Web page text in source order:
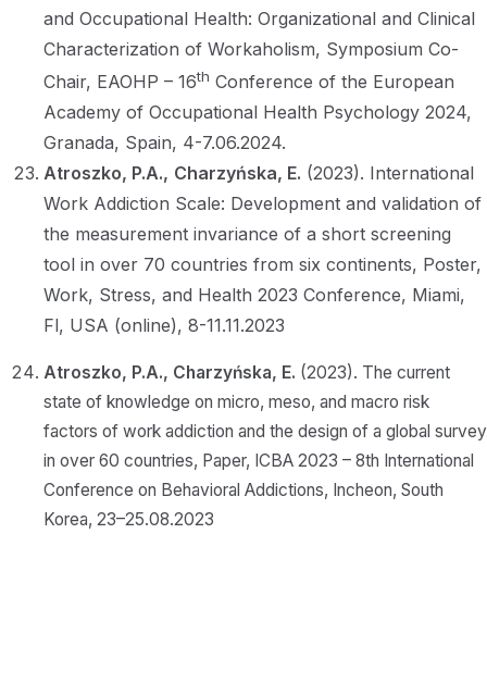
and Occupational Health: Organizational and Clinical
Characterization of Workaholism, Symposium Co-
Chair, EAOHP – 16th Conference of the European
Academy of Occupational Health Psychology 2024,
Granada, Spain, 4-7.06.2024.
Atroszko, P.A., Charzyńska, E. (2023). International
Work Addiction Scale: Development and validation of
the measurement invariance of a short screening
tool in over 70 countries from six continents, Poster,
Work, Stress, and Health 2023 Conference, Miami,
Fl, USA (online), 8-11.11.2023
Atroszko, P.A., Charzyńska, E. (2023). The current
state of knowledge on micro, meso, and macro risk
factors of work addiction and the design of a global survey
in over 60 countries, Paper, ICBA 2023 – 8th International
Conference on Behavioral Addictions, Incheon, South
Korea, 23–25.08.2023